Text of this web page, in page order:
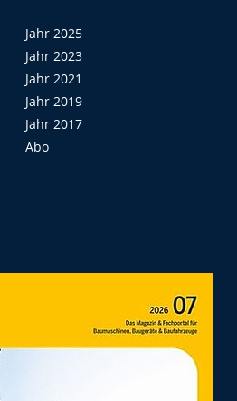
Jahr 2025
Jahr 2023
Jahr 2021
Jahr 2019
Jahr 2017
Abo